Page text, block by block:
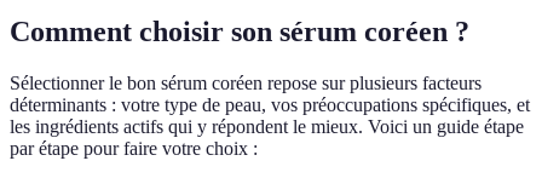
Comment choisir son sérum coréen ?
Sélectionner le bon sérum coréen repose sur plusieurs facteurs
déterminants : votre type de peau, vos préoccupations spécifiques, et
les ingrédients actifs qui y répondent le mieux. Voici un guide étape
par étape pour faire votre choix :